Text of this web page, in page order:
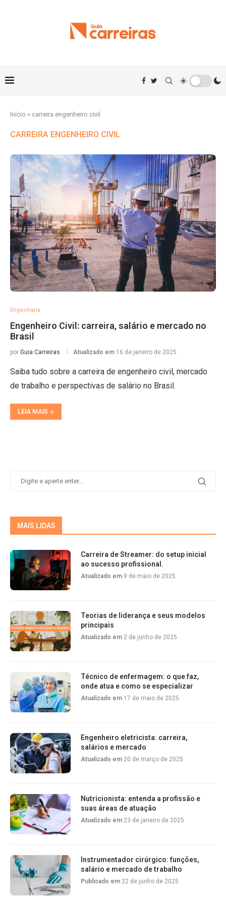
Início » carreira engenheiro civil
CARREIRA ENGENHEIRO CIVIL
Engenharia
Engenheiro Civil: carreira, salário e mercado no
Brasil
por Guia Carreiras Atualizado em 16 de janeiro de 2025
Saiba tudo sobre a carreira de engenheiro civil, mercado
de trabalho e perspectivas de salário no Brasil.
LEIA MAIS
MAIS LIDAS
Carreira de Streamer: do setup inicial
ao sucesso profissional.
Atualizado em 9 de maio de 2025
Teorias de liderança e seus modelos
principais
Atualizado em 2 de junho de 2025
Técnico de enfermagem: o que faz,
onde atua e como se especializar
Atualizado em 17 de maio de 2025
Engenheiro eletricista: carreira,
salários e mercado
Atualizado em 20 de março de 2025
Nutricionista: entenda a profissão e
suas áreas de atuação
Atualizado em 23 de janeiro de 2025
Instrumentador cirúrgico: funções,
salário e mercado de trabalho
Publicado em 22 de junho de 2025